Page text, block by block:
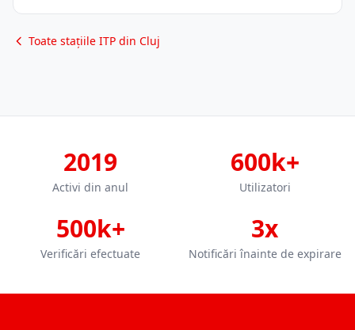
Toate stațiile ITP din Cluj
2019
Activi din anul
600k+
Utilizatori
500k+
Verificări efectuate
3x
Notificări înainte de expirare